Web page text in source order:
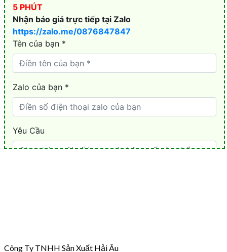
Công Ty TNHH Sản Xuất Hải Âu